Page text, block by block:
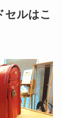
セルはこ